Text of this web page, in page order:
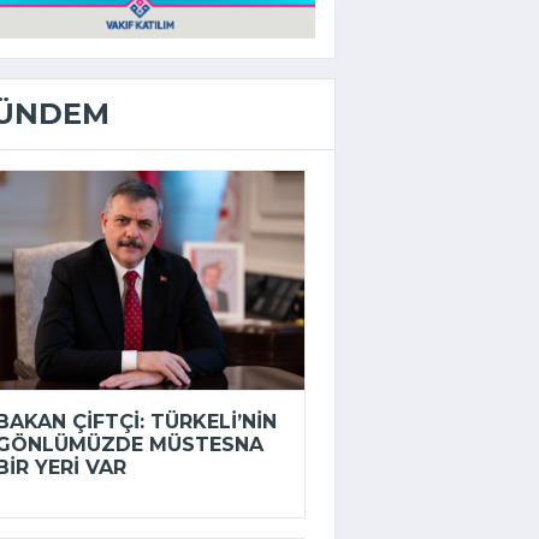
ÇIFTÇI: TÜRKELI’NIN
MÜSTESNA
YERI VAR